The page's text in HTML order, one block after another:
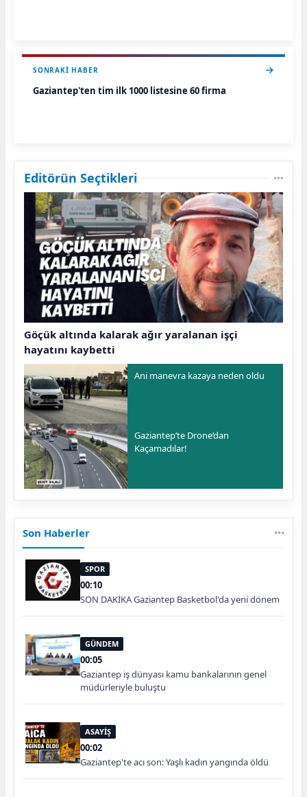
SONRAKI HABER
Gaziantep'ten tim ilk 1000 listesine 60 firma
Editörün Seçtikleri
Göçük altında kalarak ağır yaralanan işçi
hayatını kaybetti
Ani manevra kazaya neden oldu
Gaziantep’te Drone’dan
Kaçamadılar!
Son Haberler
SPOR
00:10
SON DAKİKA Gaziantep Basketbol'da yeni dönem
GÜNDEM
00:05
Gaziantep iş dünyası kamu bankalarının genel
müdürleriyle buluştu
ASAYİŞ
00:02
Gaziantep'te acı son: Yaşlı kadın yangında öldü